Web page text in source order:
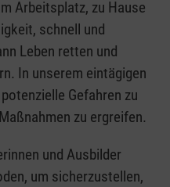
Arbeitsplatz, zu Hause
schnell und
Leben retten und
In unserem eintägigen
Gefahren zu
zu ergreifen.
und Ausbilder
um sicherzustellen,